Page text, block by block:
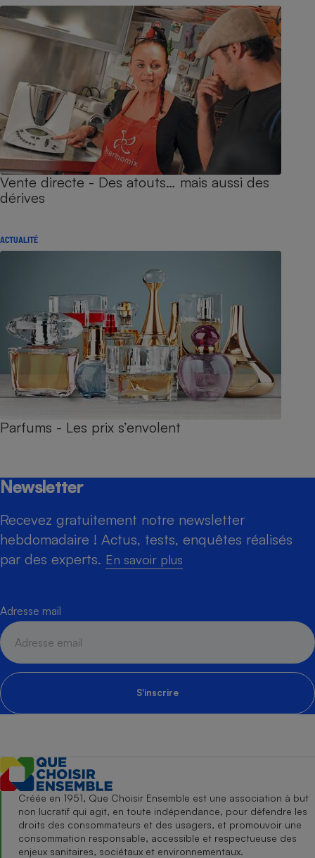
Vente directe - Des atouts… mais aussi des
dérives
ACTUALITÉ
Parfums - Les prix s’envolent
Newsletter
Recevez gratuitement notre newsletter
hebdomadaire ! Actus, tests, enquêtes réalisés
par des experts. En savoir plus
Adresse mail
S'inscrire
Créée en 1951, Que Choisir Ensemble est une association à but
non lucratif qui agit, en toute indépendance, pour défendre les
droits des consommateurs et des usagers, et promouvoir une
consommation responsable, accessible et respectueuse des
enjeux sanitaires, sociétaux et environnementaux.